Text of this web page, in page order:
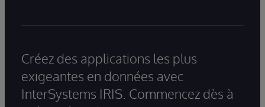
Créez des applications les plus
exigeantes en données avec
InterSystems IRIS. Commencez dès à